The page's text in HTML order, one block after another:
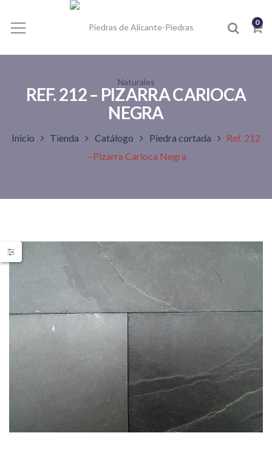
0
REF. 212 – PIZARRA CARIOCA
NEGRA
Inicio Tienda Catálogo Piedra cortada
Ref. 212
– Pizarra Carioca Negra